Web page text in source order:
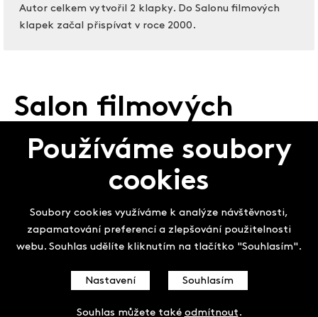
Autor celkem vytvořil 2 klapky. Do Salonu filmových
klapek začal přispívat v roce 2000.
Salon filmových
klapek
Používáme soubory
cookies
Soubory cookies využíváme k analýze návštěvnosti,
zapamatování preferencí a zlepšování použitelnosti
webu. Souhlas udělíte kliknutím na tlačítko "Souhlasím".
Nastavení Souhlasím
Souhlas můžete také odmítnout .